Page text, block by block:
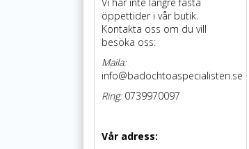
öppettider i vår butik.
Kontakta oss om du vill
besöka oss:
Maila:
info@badochtoaspecialisten.se
Ring:0739970097
Vår adress: